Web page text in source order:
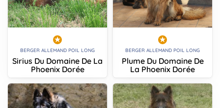
BERGER ALLEMAND POIL LONG
Sirius Du Domaine De La
Phoenix Dorée
BERGER ALLEMAND POIL LONG
Plume Du Domaine De
La Phoenix Dorée